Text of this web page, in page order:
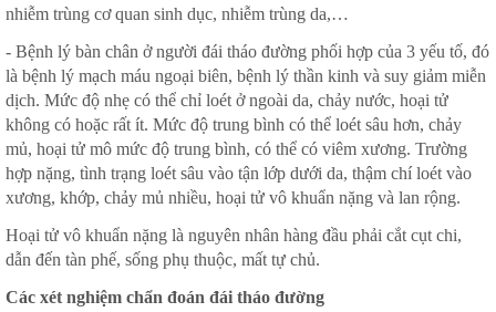
nhiễm trùng cơ quan sinh dục, nhiễm trùng da,…
- Bệnh lý bàn chân ở người đái tháo đường phối hợp của 3 yếu tố, đó
là bệnh lý mạch máu ngoại biên, bệnh lý thần kinh và suy giảm miễn
dịch. Mức độ nhẹ có thể chỉ loét ở ngoài da, chảy nước, hoại tử
không có hoặc rất ít. Mức độ trung bình có thể loét sâu hơn, chảy
mủ, hoại tử mô mức độ trung bình, có thể có viêm xương. Trường
hợp nặng, tình trạng loét sâu vào tận lớp dưới da, thậm chí loét vào
xương, khớp, chảy mủ nhiều, hoại tử vô khuẩn nặng và lan rộng.
Hoại tử vô khuẩn nặng là nguyên nhân hàng đầu phải cắt cụt chi,
dẫn đến tàn phế, sống phụ thuộc, mất tự chủ.
Các xét nghiệm chẩn đoán đái tháo đường